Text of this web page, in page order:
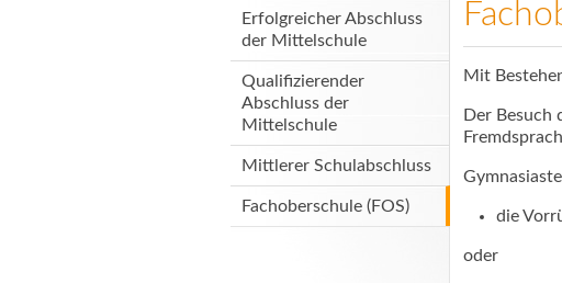
Erfolgreicher Abschluss
der Mittelschule
Qualifizierender
Abschluss der
Mittelschule
Mittlerer Schulabschluss
Fachoberschule (FOS)
Mit
Der Besuch
die
oder